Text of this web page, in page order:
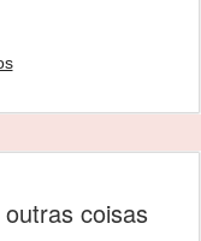
coisas